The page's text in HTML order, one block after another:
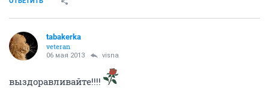
tabakerka
veteran
06 мая 2013 visna
выздоравливайте!!!!